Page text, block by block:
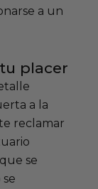
a un
placer
a la
reclamar
se